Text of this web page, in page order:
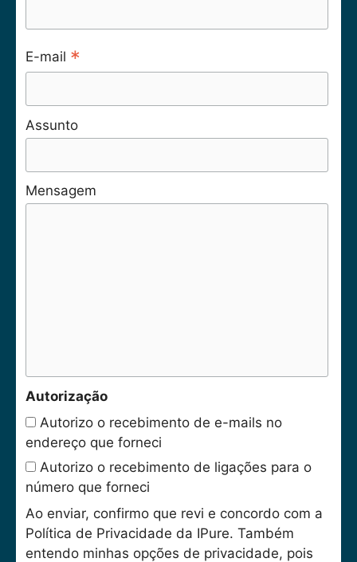
E-mail *
Assunto
Mensagem
Autorização
Autorizo o recebimento de e-mails no
endereço que forneci
Autorizo o recebimento de ligações para o
número que forneci
Ao enviar, confirmo que revi e concordo com a
Política de Privacidade da IPure. Também
entendo minhas opções de privacidade, pois